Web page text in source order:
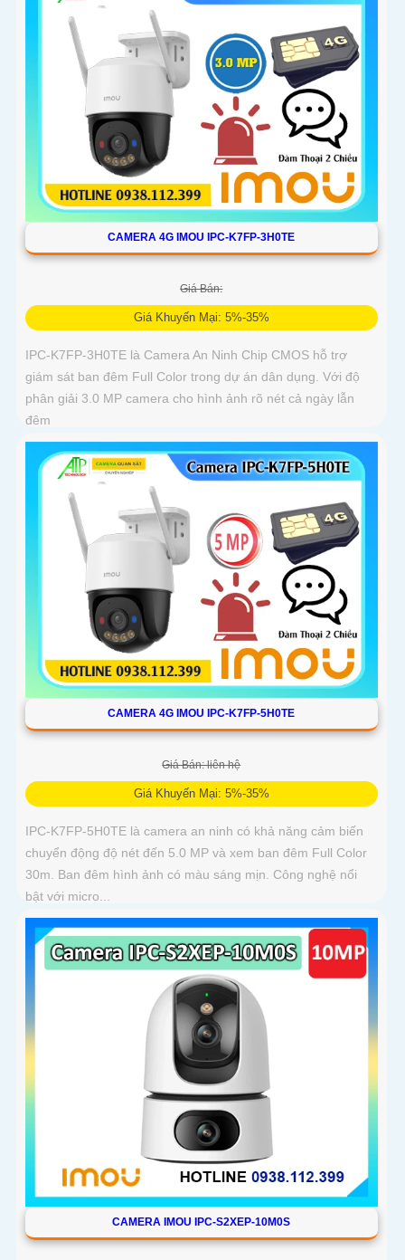
CAMERA 4G IMOU IPC-K7FP-3H0TE
Giá Bán:
Giá Khuyến Mại: 5%-35%
IPC-K7FP-3H0TE là Camera An Ninh Chip CMOS hỗ trợ
giám sát ban đêm Full Color trong dự án dân dụng. Với độ
phân giải 3.0 MP camera cho hình ảnh rõ nét cả ngày lẫn
đêm
CAMERA 4G IMOU IPC-K7FP-5H0TE
Giá Bán: liên hệ
Giá Khuyến Mại: 5%-35%
IPC-K7FP-5H0TE là camera an ninh có khả năng cảm biến
chuyển động độ nét đến 5.0 MP và xem ban đêm Full Color
30m. Ban đêm hình ảnh có màu sáng mịn. Công nghệ nổi
bật với micro...
CAMERA IMOU IPC-S2XEP-10M0S